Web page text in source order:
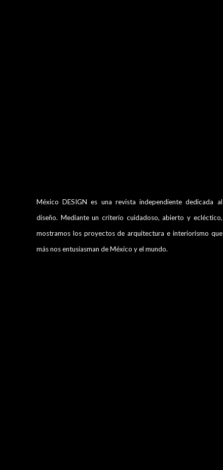
México DESIGN es una revista independiente dedicada al
diseño. Mediante un criterio cuidadoso, abierto y ecléctico,
mostramos los proyectos de arquitectura e interiorismo que
más nos entusiasman de México y el mundo.